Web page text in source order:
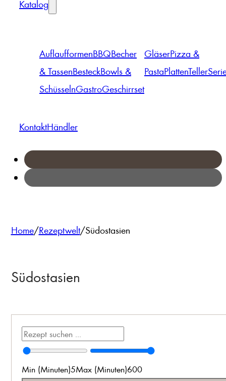
Katalog
AuflaufformenBBQBecher
& TassenBesteckBowls &
SchüsselnGastroGeschirrset
GläserPizza &
PastaPlattenTeller
KontaktHändler
Home/Rezeptwelt/Südostasien
Südostasien
Min (Minuten)5Max (Minuten)600